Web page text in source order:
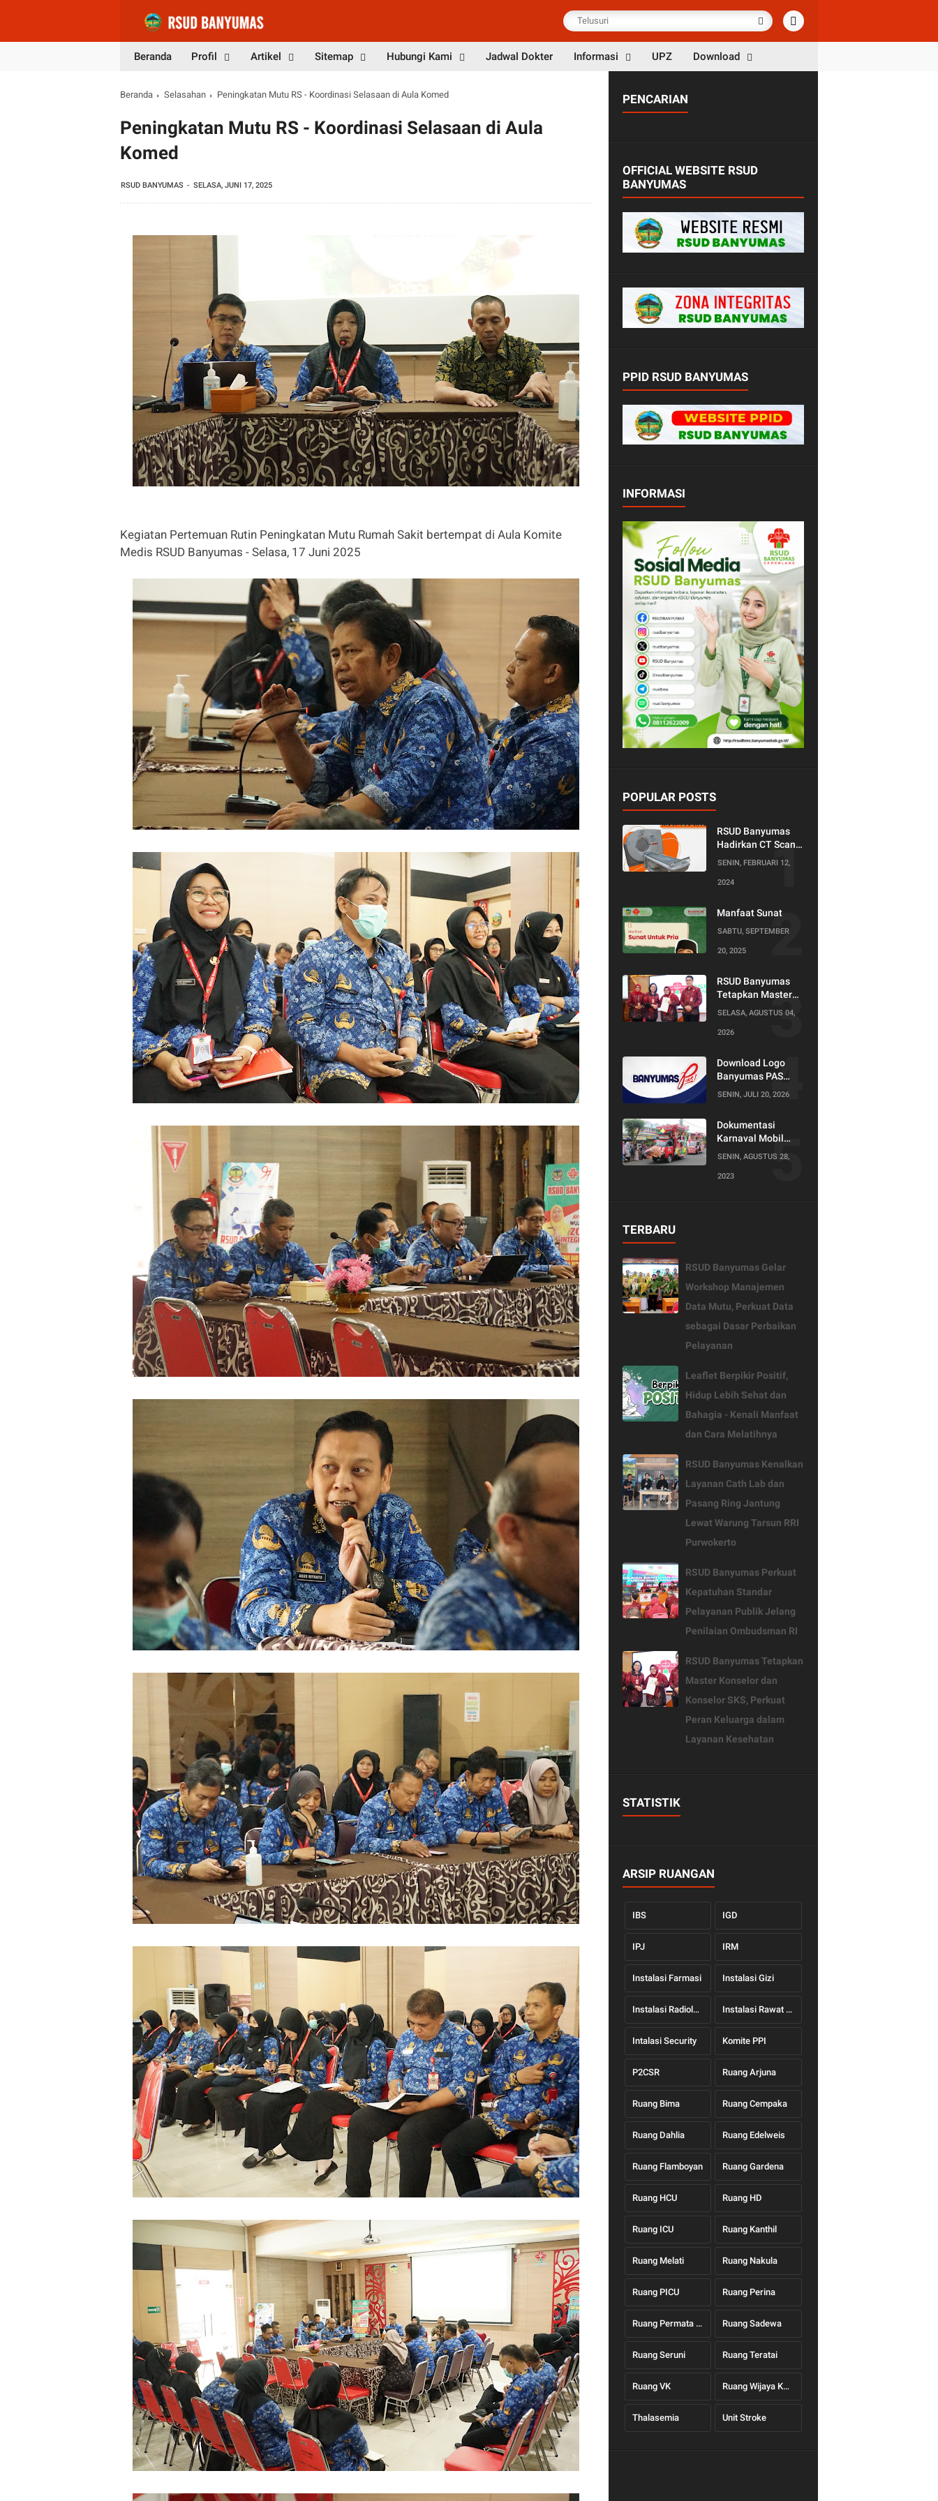
Beranda Profil Artikel Sitemap Hubungi Kami Jadwal Dokter Informasi UPZ Download
Beranda Selasahan Peningkatan Mutu RS - Koordinasi Selasaan di Aula Komed
Peningkatan Mutu RS - Koordinasi Selasaan di Aula
Komed
RSUD BANYUMAS SELASA, JUNI 17, 2025
Kegiatan Pertemuan Rutin Peningkatan Mutu Rumah Sakit bertempat di Aula Komite
Medis RSUD Banyumas - Selasa, 17 Juni 2025
PENCARIAN
OFFICIAL WEBSITE RSUD
BANYUMAS
PPID RSUD BANYUMAS
INFORMASI
POPULAR POSTS
RSUD Banyumas
Hadirkan CT Scan
128 Slice!
untuk Pemeriksaan
Nyaman dan
SENIN, FEBRUARI 12,
2024
Manfaat Sunat
SABTU, SEPTEMBER
20, 2025
RSUD Banyumas
Tetapkan Master
Konselor dan
Perkuat Peran
Layanan
Kesehatan
SELASA, AGUSTUS 04,
2026
Download Logo
Banyumas PAS
(Produktif Adil dan
SENIN, JULI 20, 2026
Dokumentasi
Karnaval Mobil
Hias Tahun 2023
SENIN, AGUSTUS 28,
2023
TERBARU
RSUD Banyumas Gelar
Workshop Manajemen
Data Mutu, Perkuat Data
sebagai Dasar Perbaikan
Pelayanan
Leaflet Berpikir Positif,
Hidup Lebih Sehat dan
Bahagia - Kenali Manfaat
dan Cara Melatihnya
RSUD Banyumas Kenalkan
Layanan Cath Lab dan
Pasang Ring Jantung
Lewat Warung Tarsun RRI
Purwokerto
RSUD Banyumas Perkuat
Kepatuhan Standar
Pelayanan Publik Jelang
Penilaian Ombudsman RI
RSUD Banyumas Tetapkan
Master Konselor dan
Konselor SKS, Perkuat
Peran Keluarga dalam
Layanan Kesehatan
STATISTIK
ARSIP RUANGAN
IBS IGD
IPJ IRM
Instalasi Farmasi Instalasi Gizi
Instalasi Radiologi Instalasi Rawat Jalan
Intalasi Security Komite PPI
P2CSR Ruang Arjuna
Ruang Bima Ruang Cempaka
Ruang Dahlia Ruang Edelweis
Ruang Flamboyan Ruang Gardena
Ruang HCU Ruang HD
Ruang ICU Ruang Kanthil
Ruang Melati Ruang Nakula
Ruang PICU Ruang Perina
Ruang Permata Hati Ruang Sadewa
Ruang Seruni Ruang Teratai
Ruang VK Ruang Wijaya Kusuma
Thalasemia Unit Stroke